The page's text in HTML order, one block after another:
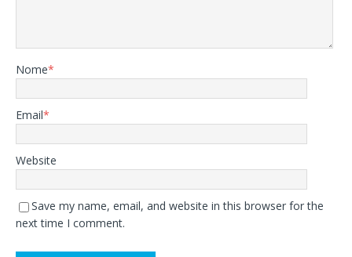
Nome*
Email*
Website
Save my name, email, and website in this browser for the
next time I comment.